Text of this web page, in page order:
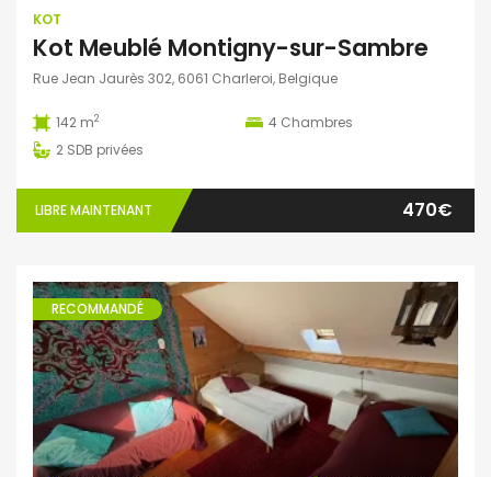
KOT
Kot Meublé Montigny-sur-Sambre
Rue Jean Jaurès 302, 6061 Charleroi, Belgique
142 m2 4 Chambres
2 SDB privées
LIBRE MAINTENANT 470€
RECOMMANDÉ